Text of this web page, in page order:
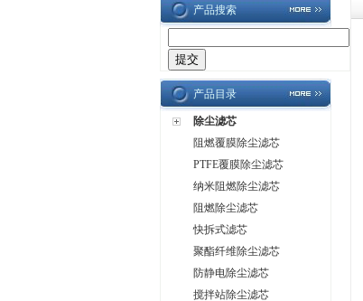
产品搜索
产品目录
除尘滤芯
阻燃覆膜除尘滤芯
PTFE覆膜除尘滤芯
纳米阻燃除尘滤芯
阻燃除尘滤芯
快拆式滤芯
聚酯纤维除尘滤芯
防静电除尘滤芯
搅拌站除尘滤芯